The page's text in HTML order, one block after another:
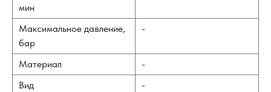
мин
Максимальное давление,
бар
-
Материал
-
Вид
-